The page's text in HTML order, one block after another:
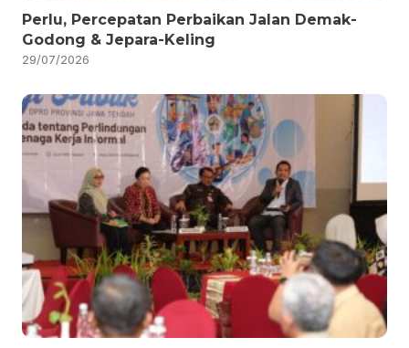
Perlu, Percepatan Perbaikan Jalan Demak-
Godong & Jepara-Keling
29/07/2026